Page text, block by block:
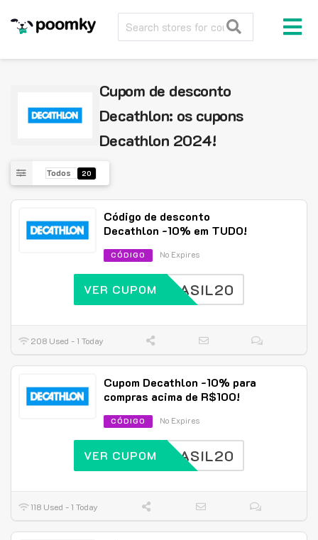
Cupom de desconto
Decathlon: os cupons
Decathlon 2024!
Todos 20
Código de desconto
Decathlon -10% em TUDO!
CÓDIGO No Expires
BRASIL20
VER CUPOM
208 Used - 1 Today
Cupom Decathlon -10% para
compras acima de R$100!
CÓDIGO No Expires
BRASIL20
VER CUPOM
118 Used - 1 Today